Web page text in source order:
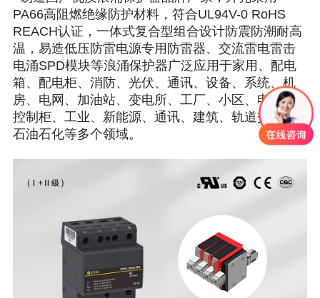
PA66高阻燃绝缘防护材料，符合UL94V-0 RoHS
REACH认证，一体式复合型组合设计防震防潮耐高
温，易造低压防雷电源专用防雷器、交流雷电雷击
电涌SPD模块等浪涌保护器广泛应用于家用、配电
箱、配电柜、消防、光伏、通讯、设备、系统、机
房、电网、加油站、变电所、工厂、小区、电梯、
控制柜、工业、新能源、通讯、建筑、轨道交通、
石油石化等多个领域。